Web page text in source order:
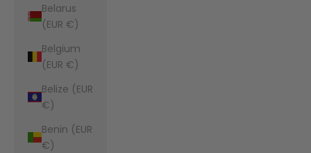
Belarus
(EUR €)
Belgium
(EUR €)
Belize (EUR
€)
Benin (EUR
€)